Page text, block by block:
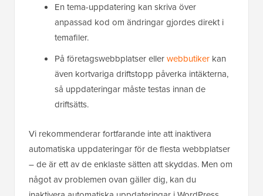
En tema-uppdatering kan skriva över
anpassad kod om ändringar gjordes direkt i
temafiler.
På företagswebbplatser ellerwebbutiker kan
även kortvariga driftstopp påverka intäkterna,
så uppdateringar måste testas innan de
driftsätts.
Vi rekommenderar fortfarande inte att inaktivera
automatiska uppdateringar för de flesta webbplatser
– de är ett av de enklaste sätten att skyddas. Men om
något av problemen ovan gäller dig, kan du